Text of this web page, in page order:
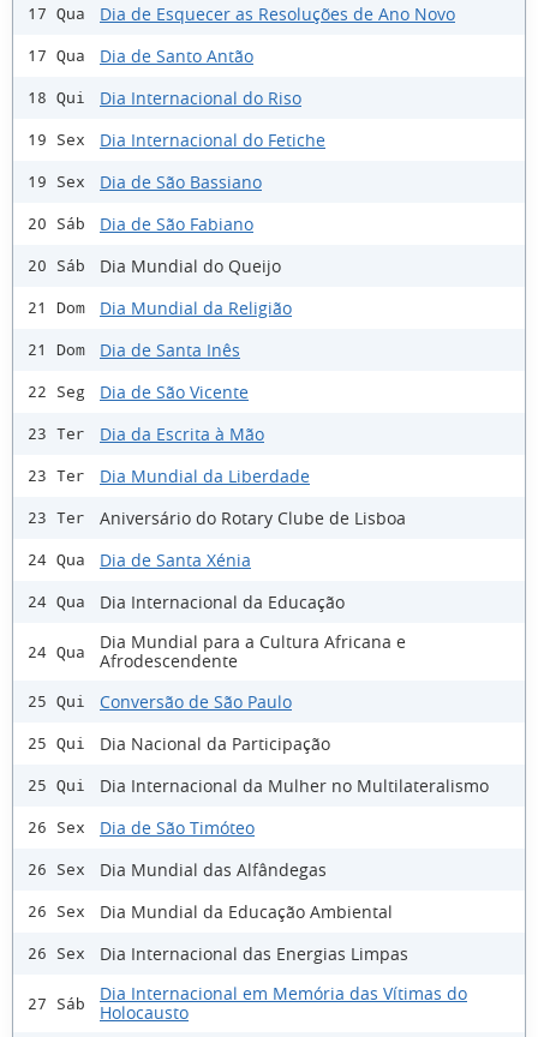
17 Qua Dia de Esquecer as Resoluções de Ano Novo
17 Qua Dia de Santo Antão
18 Qui Dia Internacional do Riso
19 Sex Dia Internacional do Fetiche
19 Sex Dia de São Bassiano
20 Sáb Dia de São Fabiano
20 Sáb Dia Mundial do Queijo
21 Dom Dia Mundial da Religião
21 Dom Dia de Santa Inês
22 Seg Dia de São Vicente
23 Ter Dia da Escrita à Mão
23 Ter Dia Mundial da Liberdade
23 Ter Aniversário do Rotary Clube de Lisboa
24 Qua Dia de Santa Xénia
24 Qua Dia Internacional da Educação
24 Qua
Dia Mundial para a Cultura Africana e
Afrodescendente
25 Qui Conversão de São Paulo
25 Qui Dia Nacional da Participação
25 Qui Dia Internacional da Mulher no Multilateralismo
26 Sex Dia de São Timóteo
26 Sex Dia Mundial das Alfândegas
26 Sex Dia Mundial da Educação Ambiental
26 Sex Dia Internacional das Energias Limpas
27 Sáb
Dia Internacional em Memória das Vítimas do
Holocausto